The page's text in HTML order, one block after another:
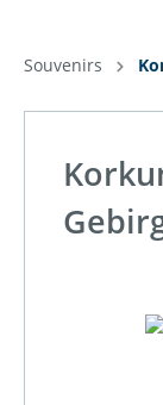
Souvenirs